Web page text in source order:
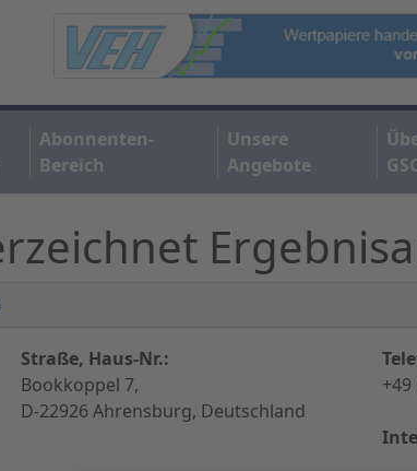
Abonnenten-
Bereich
Unsere
Angebote
Straße, Haus-Nr.:
Bookkoppel 7,
D-22926 Ahrensburg, Deutschland
+49